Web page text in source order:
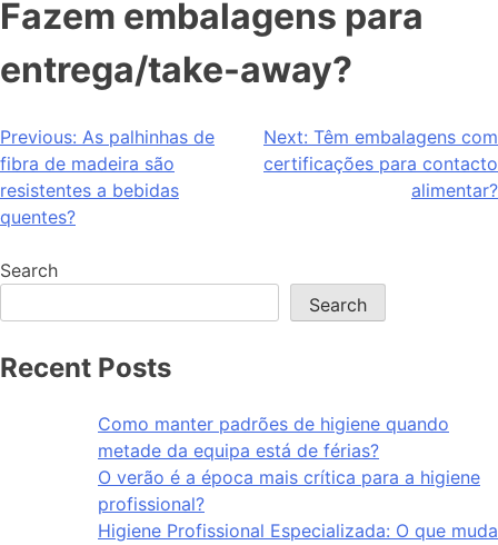
Fazem embalagens para
entrega/take-away?
Previous: As palhinhas de
fibra de madeira são
resistentes a bebidas
quentes?
Next: Têm embalagens com
certificações para contacto
alimentar?
Search
Search
Recent Posts
Como manter padrões de higiene quando
metade da equipa está de férias?
O verão é a época mais crítica para a higiene
profissional?
Higiene Profissional Especializada: O que muda